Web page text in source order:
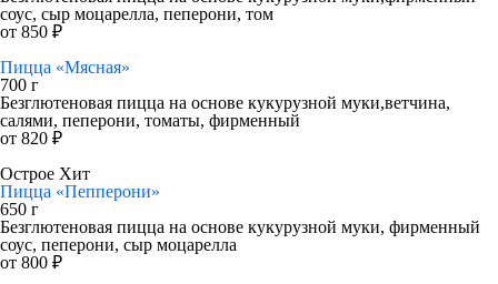
соус, сыр моцарелла, пеперони, том
от 850 ₽
Пицца «Мясная»
700 г
Безглютеновая пицца на основе кукурузной муки,ветчина,
салями, пеперони, томаты, фирменный
от 820 ₽
Острое Хит
Пицца «Пепперони»
650 г
Безглютеновая пицца на основе кукурузной муки, фирменный
соус, пеперони, сыр моцарелла
от 800 ₽